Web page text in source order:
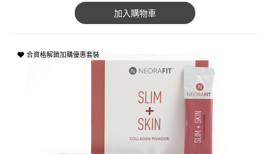
加入購物車
合資格解鎖加購優惠套裝